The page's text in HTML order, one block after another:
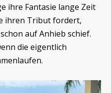
ihre Fantasie lange Zeit
ihren Tribut fordert,
auf Anhieb schief.
die eigentlich